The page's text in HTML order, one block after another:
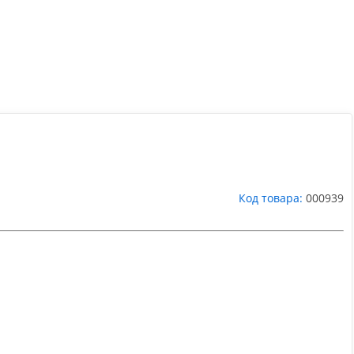
Код товара: 000939